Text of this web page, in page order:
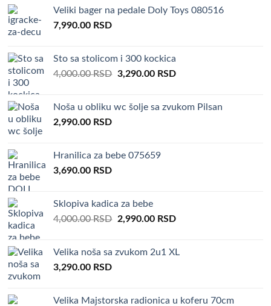
4,500.00 RSD.3,290.00 RSD.
Veliki bager na pedale Doly Toys 080516
7,990.00 RSD
Sto sa stolicom i 300 kockica
4,000.00RSD Original
4,000.00 RSD.
3,290.00 RSDCurrent
3,290.00 RSD.
Noša u obliku wc šolje sa zvukom Pilsan
2,990.00 RSD
Hranilica za bebe 075659
3,690.00 RSD
Sklopiva kadica za bebe
4,000.00RSD Original
4,000.00 RSD.
2,990.00 RSDCurrent
2,990.00 RSD.
Velika noša sa zvukom 2u1 XL
3,290.00 RSD
Velika Majstorska radionica u koferu 70cm